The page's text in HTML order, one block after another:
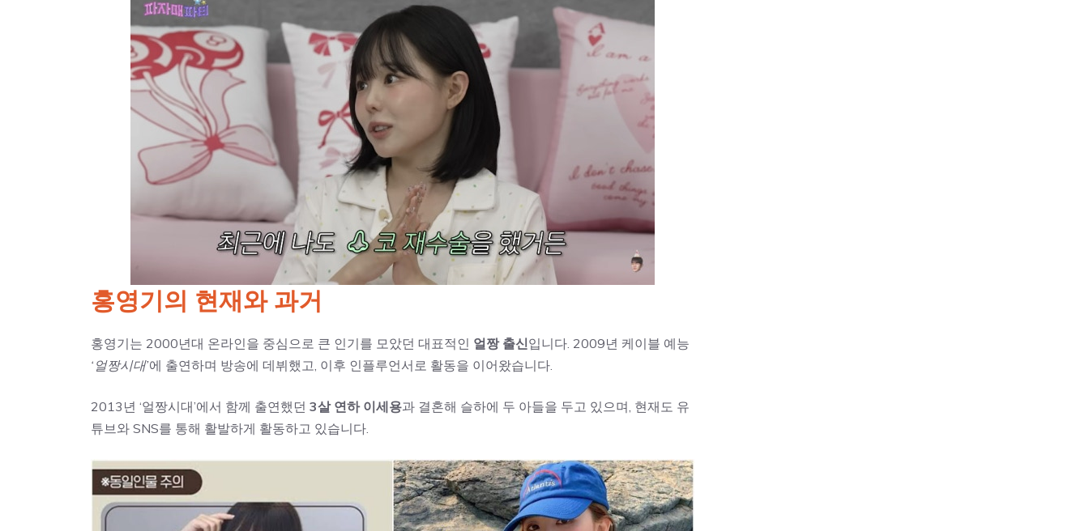
홍영기의 현재와 과거
홍영기는 2000년대 온라인을 중심으로 큰 인기를 모았던 대표적인 얼짱 출신입니다. 2009년 케이블 예능
‘얼짱시대’에 출연하며 방송에 데뷔했고, 이후 인플루언서로 활동을 이어왔습니다.
2013년 ‘얼짱시대’에서 함께 출연했던 3살 연하 이세용과 결혼해 슬하에 두 아들을 두고 있으며, 현재도 유
튜브와 SNS를 통해 활발하게 활동하고 있습니다.